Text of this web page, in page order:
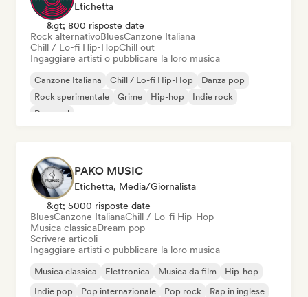
Etichetta
&gt; 800 risposte date
Rock alternativoBluesCanzone Italiana
Chill / Lo-fi Hip-HopChill out
Ingaggiare artisti o pubblicare la loro musica
Canzone Italiana Chill / Lo-fi Hip-Hop
Danza pop
Rock sperimentale
Grime Hip-hop
Indie rock
Pop soul
PAKO MUSIC
Etichetta, Media/Giornalista
&gt; 5000 risposte date
BluesCanzone ItalianaChill / Lo-fi Hip-Hop
Musica classicaDream pop
Scrivere articoli
Ingaggiare artisti o pubblicare la loro musica
Musica classica Elettronica Musica da film
Hip-hop
Indie pop
Pop internazionale Pop rock Rap in inglese